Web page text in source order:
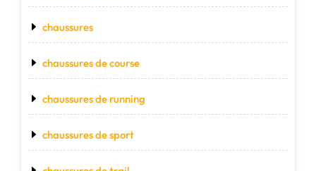
chaussures
chaussures de course
chaussures de running
chaussures de sport